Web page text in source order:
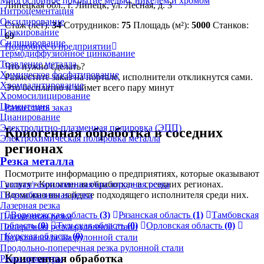
Нитроцементация
Оксидирование
Плакирование
Силицирование
Термодиффузионное цинкование
Травление металла
Химическое фосфатирование
Хромоалитирование
Хромосилицирование
Цементация
Цианирование
Электролитно-плазменная полировка (ЭПП)
Электрохимическая полировка металла
Резка металла
Газовая/газопламенная/кислородная резка
Гидроабразивная резка
Лазерная резка
Плазменная резка
Поперечная резка рулонной стали
Продольная резка рулонной стали
Продольно-поперечная резка рулонной стали
Резка арматуры
Липецкая обл., г. Липецк, ул. Лесная, д. 3
Стаж (лет):34 Сотрудников: 75 Площадь (м²): 5000 Станков:
69
Подробнее о предприятии
Что нужно сделать?
Разместите заказ на портале, исполнители откликнутся сами.
Это бесплатно и займет всего пару минут
Разместить заказ
Криогенная обработка в соседних
регионах
Посмотрите информацию о предприятиях, которые оказывают
услугу «Криогенная обработка» в соседних регионах.
Возможно вы найдете подходящего исполнителя среди них.
Воронежская область (3) Рязанская область (1)
Тамбовская
область(0) Тульская область(0) Орловская область (0)
Курская область(0)
Криогенная обработка